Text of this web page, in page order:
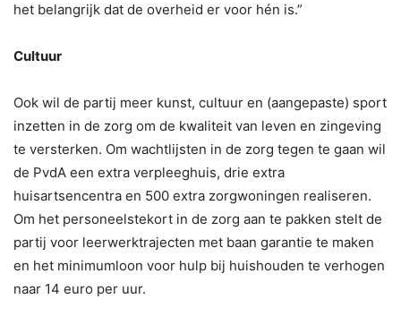
het belangrijk dat de overheid er voor hén is.”
Cultuur
Ook wil de partij meer kunst, cultuur en (aangepaste) sport
inzetten in de zorg om de kwaliteit van leven en zingeving
te versterken. Om wachtlijsten in de zorg tegen te gaan wil
de PvdA een extra verpleeghuis, drie extra
huisartsencentra en 500 extra zorgwoningen realiseren.
Om het personeelstekort in de zorg aan te pakken stelt de
partij voor leerwerktrajecten met baan garantie te maken
en het minimumloon voor hulp bij huishouden te verhogen
naar 14 euro per uur.